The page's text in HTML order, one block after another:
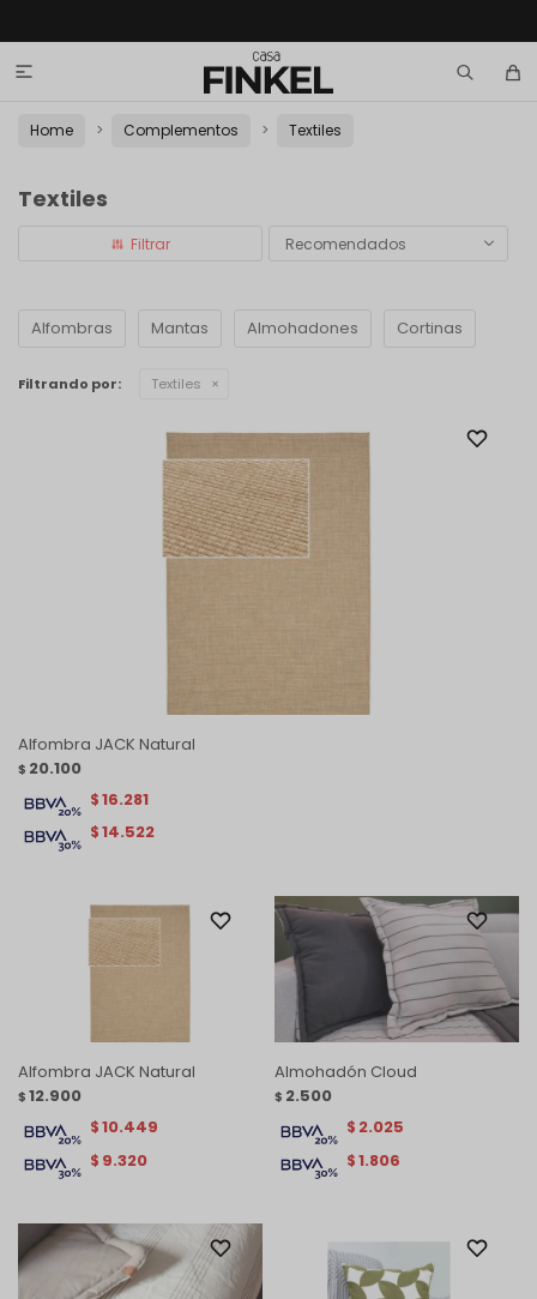

Home Complementos Textiles
Textiles
Recomendados
Alfombras Mantas Almohadones Cortinas
Filtrando por: Textiles
Alfombra JACK Natural
$ 20.100
$14.522
$16.281
Alfombra JACK Natural
$ 12.900
$ 9.320
$10.449
Almohadón Cloud
$ 2.500
$1.806
$ 2.025